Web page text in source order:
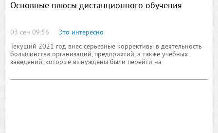
Основные плюсы дистанционного обучения
03 сен 09:56
Это интересно
Текущий 2021 год внес серьезные коррективы в деятельность
большинства организаций, предприятий, а также учебных
заведений, которые вынуждены были перейти на
коронавирусной инфекции, которая, по заверениям врачей-